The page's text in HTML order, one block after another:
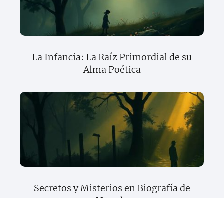
La Infancia: La Raíz Primordial de su
Alma Poética
Secretos y Misterios en Biografía de